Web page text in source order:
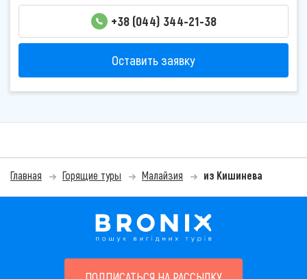
+38 (044) 344-21-38
Оставить заявку
Главная Горящие туры Малайзия из Кишинева